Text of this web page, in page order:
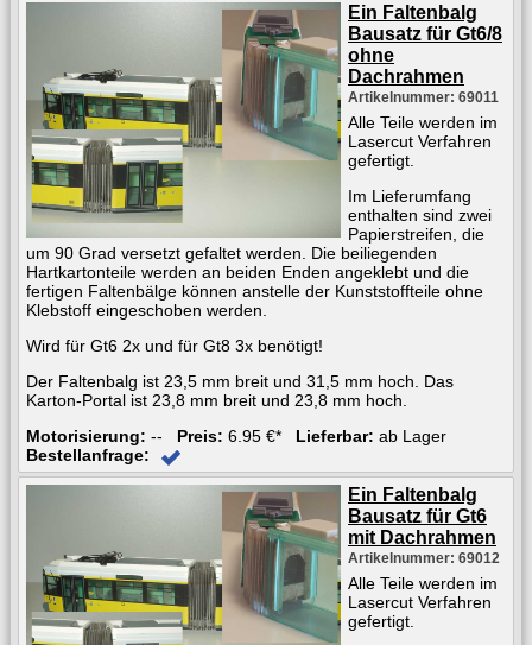
Ein Faltenbalg
Bausatz für Gt6/8
ohne
Dachrahmen
Artikelnummer: 69011
Alle Teile werden im
Lasercut Verfahren
gefertigt.
Im Lieferumfang
enthalten sind zwei
Papierstreifen, die
um 90 Grad versetzt gefaltet werden. Die beiliegenden
Hartkartonteile werden an beiden Enden angeklebt und die
fertigen Faltenbälge können anstelle der Kunststoffteile ohne
Klebstoff eingeschoben werden.
Wird für Gt6 2x und für Gt8 3x benötigt!
Der Faltenbalg ist 23,5 mm breit und 31,5 mm hoch. Das
Karton-Portal ist 23,8 mm breit und 23,8 mm hoch.
Motorisierung: -- Preis: 6.95 €* Lieferbar: ab Lager
Bestellanfrage:
Ein Faltenbalg
Bausatz für Gt6
mit Dachrahmen
Artikelnummer: 69012
Alle Teile werden im
Lasercut Verfahren
gefertigt.